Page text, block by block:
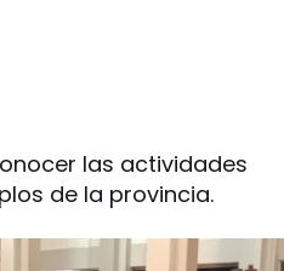
las actividades
de la provincia.